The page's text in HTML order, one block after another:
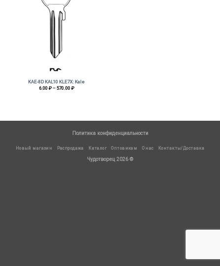
KAE-8D KAL10 KLE7X: Kale
6.00₽ – 570.00₽Диапазон
Политика конфиденциальности
Новый магазин Распродажа Каталог Оптовикам О нас Контакты/Доставка
Чудотворец 2026 ©